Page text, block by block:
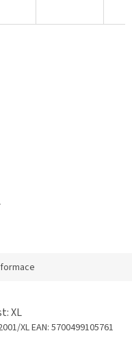
XL
XLEAN: 5700499105761